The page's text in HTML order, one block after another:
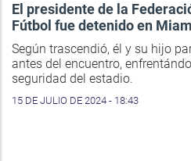
El presidente de la
Fútbol fue detenido en
Según trascendió, él y su hijo
antes del encuentro,
seguridad del estadio.
15 DE JULIO DE 2024 - 18:43